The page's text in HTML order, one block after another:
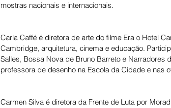
mostras nacionais e internacionais.
Carla Caffé é diretora de arte do filme Era o Hotel
Cambridge, arquitetura, cinema e educação.
Salles, Bossa Nova de Bruno Barreto e Narradores
professora de desenho na Escola da Cidade e nas
Carmen Silva é diretora da Frente de Luta por